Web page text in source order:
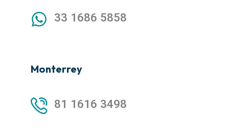
33 1686 5858
Monterrey
81 1616 3498